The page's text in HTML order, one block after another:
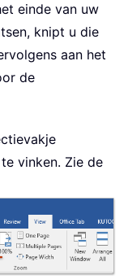
einde van uw
knipt u die
aan het
de
vinken. Zie de